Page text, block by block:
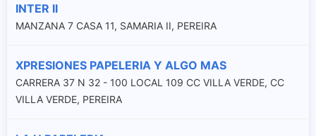
INTER II
MANZANA 7 CASA 11, SAMARIA II, PEREIRA
XPRESIONES PAPELERIA Y ALGO MAS
CARRERA 37 N 32 - 100 LOCAL 109 CC VILLA VERDE, CC
VILLA VERDE, PEREIRA